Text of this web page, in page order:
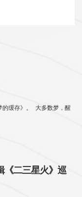
缓存》。 大多数梦，醒
《二三星火》巡